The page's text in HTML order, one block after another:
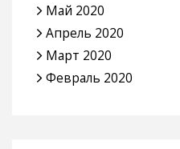
Май 2020
Апрель 2020
Март 2020
Февраль 2020